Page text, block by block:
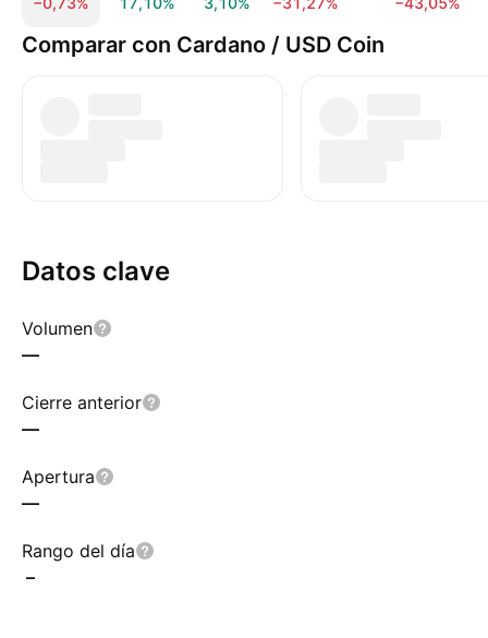
Comparar con Cardano / USD Coin
Datos clave
Volumen
—
Cierre anterior
—
Apertura
—
Rango del día
–